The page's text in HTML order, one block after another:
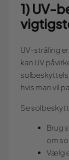
1) UV-
UV-stråling
kan UV
hvis man vil
Se
Brug
om
Vælg